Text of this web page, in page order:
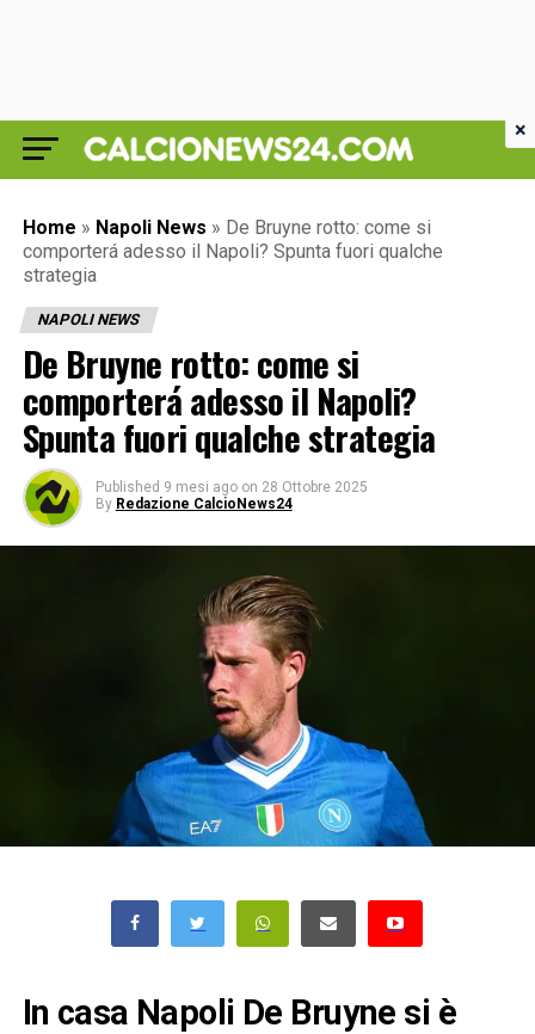
Home » Napoli News » De Bruyne rotto: come si
comporterá adesso il Napoli? Spunta fuori qualche
strategia
NAPOLI NEWS
De Bruyne rotto: come si
comporterá adesso il Napoli?
Spunta fuori qualche strategia
Published 9 mesi ago on 28 Ottobre 2025
By Redazione CalcioNews24
In casa Napoli De Bruyne si è
×